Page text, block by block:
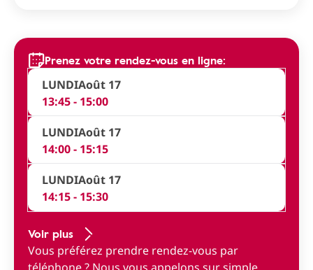
Prenez votre rendez-vous en ligne:
LUNDIAoût 17
13:45 - 15:00
LUNDIAoût 17
14:00 - 15:15
LUNDIAoût 17
14:15 - 15:30
Voir plus
Vous préférez prendre rendez-vous par